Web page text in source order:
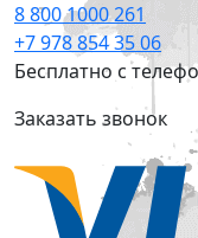
8 800 1000 261
+7 978 854 35 06
Бесплатно с
Заказать звонок